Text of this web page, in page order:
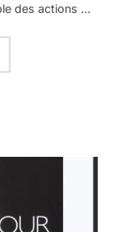
des actions …